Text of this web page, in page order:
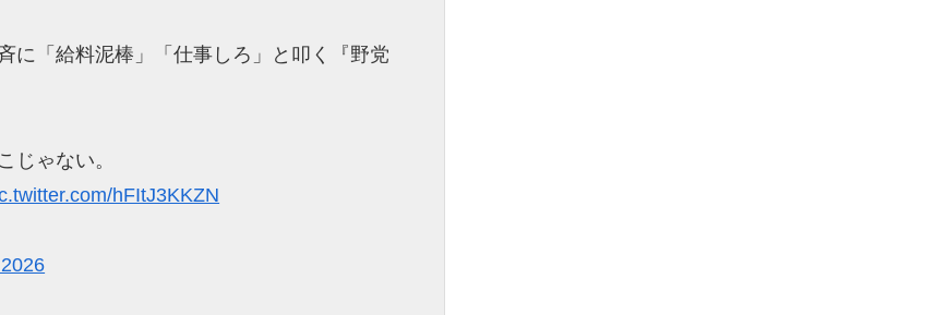
に「給料泥棒」「仕事しろ」と叩く『野党
じゃない。
hFItJ3KKZN